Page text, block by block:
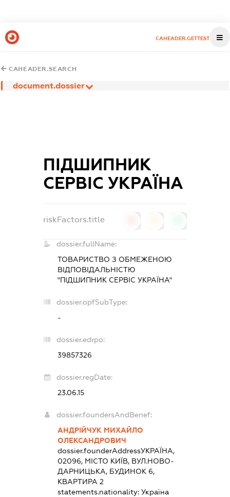
CAHEADER.GETTEST
CAHEADER.SEARCH
document.dossier
ПІДШИПНИК
СЕРВІС УКРАЇНА
riskFactors.title
dossier.fullName:
ТОВАРИСТВО З ОБМЕЖЕНОЮ
ВІДПОВІДАЛЬНІСТЮ
"ПІДШИПНИК СЕРВІС УКРАЇНА"
dossier.opfSubType:
-
dossier.edrpo:
39857326
dossier.regDate:
23.06.15
dossier.foundersAndBenef:
АНДРІЙЧУК МИХАЙЛО
ОЛЕКСАНДРОВИЧ
dossier.founderAddressУКРАЇНА,
02096, МІСТО КИЇВ, ВУЛ.НОВО-
ДАРНИЦЬКА, БУДИНОК 6,
КВАРТИРА 2
statements.nationality:Україна